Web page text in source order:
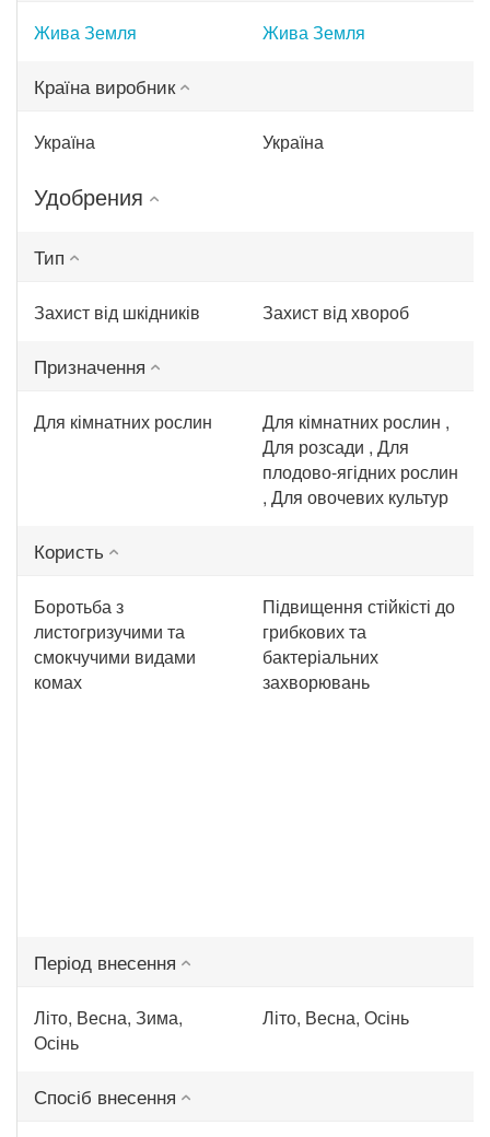
Жива Земля Жива Земля
Країна виробник
Україна Україна
Удобрения
Тип
Захист від шкідників Захист від хвороб
Призначення
Для кімнатних рослин
Для кімнатних рослин ,
Для розсади , Для
плодово-ягідних рослин
, Для овочевих культур
Користь
Боротьба з
листогризучими та
смокчучими видами
комах
Підвищення стійкісті до
грибкових та
бактеріальних
захворювань
Період внесення
Літо, Весна, Зима,
Осінь
Літо, Весна, Осінь
Спосіб внесення